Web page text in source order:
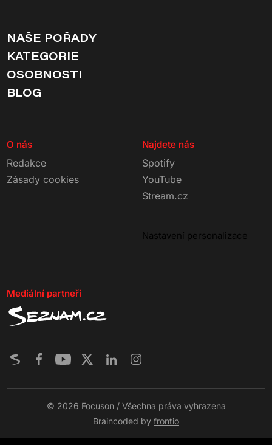
NAŠE POŘADY
KATEGORIE
OSOBNOSTI
BLOG
O nás
Redakce
Zásady cookies
Najdete nás
Spotify
YouTube
Stream.cz
Nastavení personalizace
Mediální partneři
© 2026 Focuson / Všechna práva vyhrazena
Braincoded by frontio